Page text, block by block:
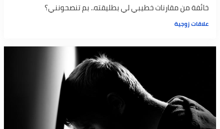
خائفة من مقارنات خطيبي لي بطليقته.. بم تنصحونني؟
علاقات زوجية